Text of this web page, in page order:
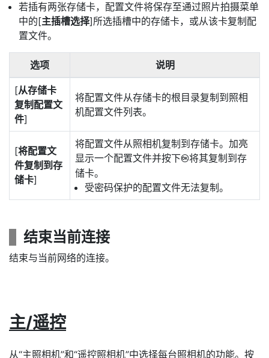
若插有两张存储卡，配置文件将保存至通过照片拍摄菜单
中的[主插槽选择]所选插槽中的存储卡，或从该卡复制配
置文件。
选项 说明
[从存储卡
复制配置文
件]
将配置文件从存储卡的根目录复制到照相
机配置文件列表。
[将配置文
件复制到存
储卡]
将配置文件从照相机复制到存储卡。加亮
显示一个配置文件并按下J将其复制到存
储卡。
受密码保护的配置文件无法复制。
结束当前连接
结束与当前网络的连接。
主/遥控
从“主照相机”和“遥控照相机”中选择每台照相机的功能。按